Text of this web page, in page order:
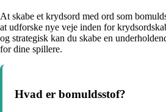
At skabe et krydsord med ord som
at udforske nye veje inden for
og strategisk kan du skabe en
for dine spillere.
Hvad er bomuldsstof?